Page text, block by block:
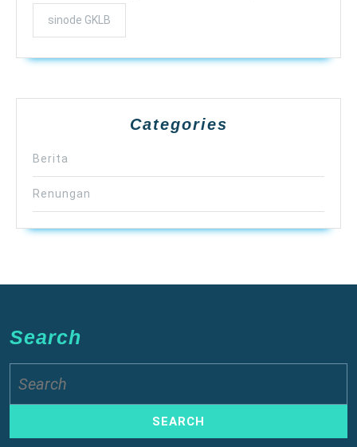
sinode GKLB
Categories
Berita
Renungan
Search
for: